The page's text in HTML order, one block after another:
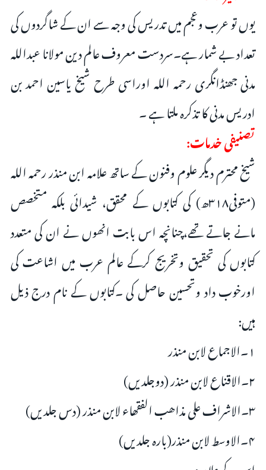
یوں تو عرب وعجم میں تدریس کی وجہ سے ان کے شاگردوں کی
تعداد بے شمار ہے۔سردست معروف عالم دین مولانا عبداللہ
مدنی جھنڈانگری رحمہ اللہ اوراسی طرح شیخ یاسین احمد بن
ادریس مدنی کا تذکرہ ملتا ہے ۔
تصنیفی خدمات:
شیخ محترم دیگر علوم وفنون کے ساتھ علامہ ابن منذر رحمہ اللہ
(متوفی۳۱۸ھ) کی کتابوں کے محقق، شیدائی بلکہ متخصص
مانے جاتے تھے،چنانچہ اس بابت انھوں نے ان کی متعدد
کتابوں کی تحقیق وتخریج کرکے عالم عرب میں اشاعت کی
اورخوب داد وتحسین حاصل کی ۔کتابوں کے نام درج ذیل
ہیں:
۱۔الاجماع لابن منذر
۲۔الاقناع لابن منذر (دوجلدیں)
۳۔الاشراف علی مذاھب الفقھاء لابن منذر (دس جلدیں)
۴۔الاوسط لابن منذر(بارہ جلدیں)